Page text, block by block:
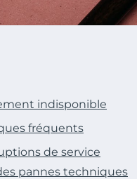
indisponible
fréquents
de service
pannes techniques